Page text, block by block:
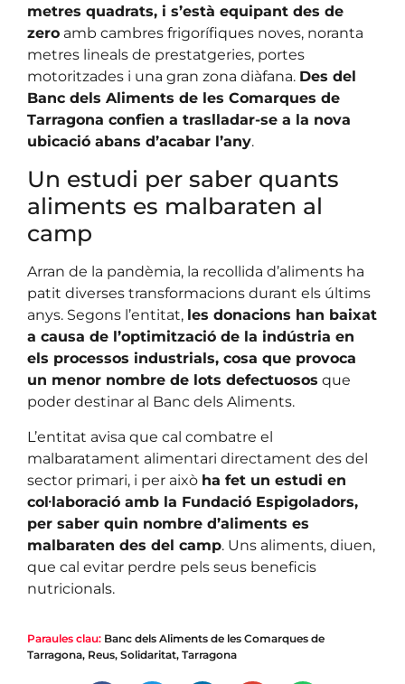
metres quadrats, i s’està equipant des de
zero amb cambres frigorífiques noves, noranta
metres lineals de prestatgeries, portes
motoritzades i una gran zona diàfana. Des del
Banc dels Aliments de les Comarques de
Tarragona confien a traslladar-se a la nova
ubicació abans d’acabar l’any.
Un estudi per saber quants
aliments es malbaraten al
camp
Arran de la pandèmia, la recollida d’aliments ha
patit diverses transformacions durant els últims
anys. Segons l’entitat, les donacions han baixat
a causa de l’optimització de la indústria en
els processos industrials, cosa que provoca
un menor nombre de lots defectuosos que
poder destinar al Banc dels Aliments.
L’entitat avisa que cal combatre el
malbaratament alimentari directament des del
sector primari, i per això ha fet un estudi en
col·laboració amb la Fundació Espigoladors,
per saber quin nombre d’aliments es
malbaraten des del camp. Uns aliments, diuen,
que cal evitar perdre pels seus beneficis
nutricionals.
Paraules clau: Banc dels Aliments de les Comarques de
Tarragona, Reus, Solidaritat, Tarragona